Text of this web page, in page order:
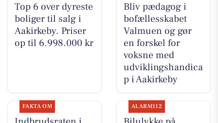
Top 6 over dyreste
boliger til salg i
Aakirkeby. Priser
op til 6.998.000 kr
Bliv pædagog i
bofællesskabet
Valmuen og gør
en forskel for
voksne med
udviklingshandica
p i Aakirkeby
FAKTA OM ALARM112